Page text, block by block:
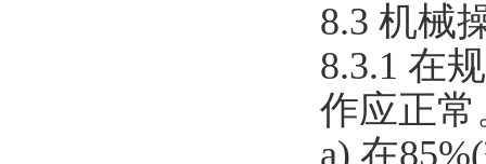
8.3 机械
8.3.1 在
作应正
a) 在